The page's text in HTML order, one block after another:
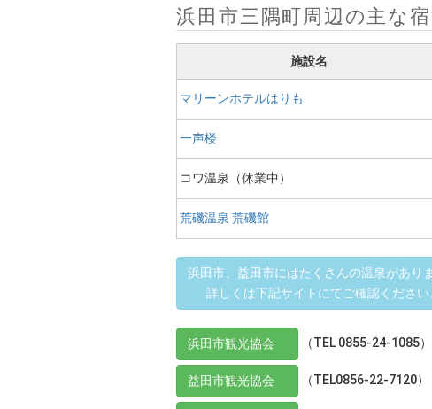
浜田市三隅町周辺の主な
施設名
マリーンホテルはりも
一声楼
コワ温泉（休業中）
荒磯温泉 荒磯館
浜田市、益田市にはたくさんの温泉があり
詳しくは下記サイトにてご確認ください
浜田市観光協会 （TEL 0855-24-1085）
益田市観光協会 （TEL0856-22-7120）